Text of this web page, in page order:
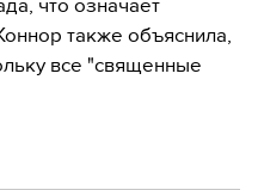
что означает
также объяснила,
все "священные